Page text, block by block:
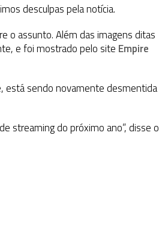
desculpas pela notícia.
o assunto. Além das imagens ditas
e foi mostrado pelo site Empire
está sendo novamente desmentida
streaming do próximo ano”, disse o